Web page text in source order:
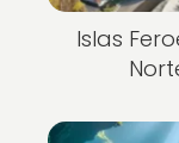
Islas